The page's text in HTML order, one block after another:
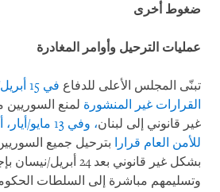
ضغوط أخرى
عمليات الترحيل وأوامر المغادرة
تبنّى المجلس الأعلى للدفاع
في 15
القرارات غير المنشورة لمنع
غير قانوني إلى لبنان
، وفي 13
للأمن العام قرارا بترحيل جميع
بشكل غير قانوني بعد 24
وتسليمهم مباشرة إلى السلطات